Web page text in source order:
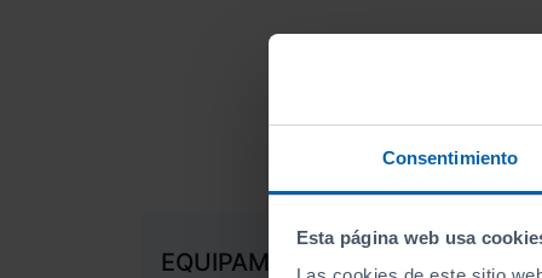
Consentimiento
Esta página web usa
EQUIPAMIENTO EXTRA